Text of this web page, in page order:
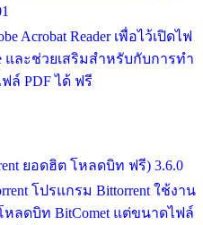
Acrobat Reader เพื่อไว้เปิดไฟ
และช่วยเสริมสำหรับกับการทำ
ล์ PDF ได้ ฟรี
ยอดฮิต โหลดบิท ฟรี) 3.6.0
โปรแกรม Bittorrent ใช้งาน
ลดบิท BitComet แต่ขนาดไฟล์